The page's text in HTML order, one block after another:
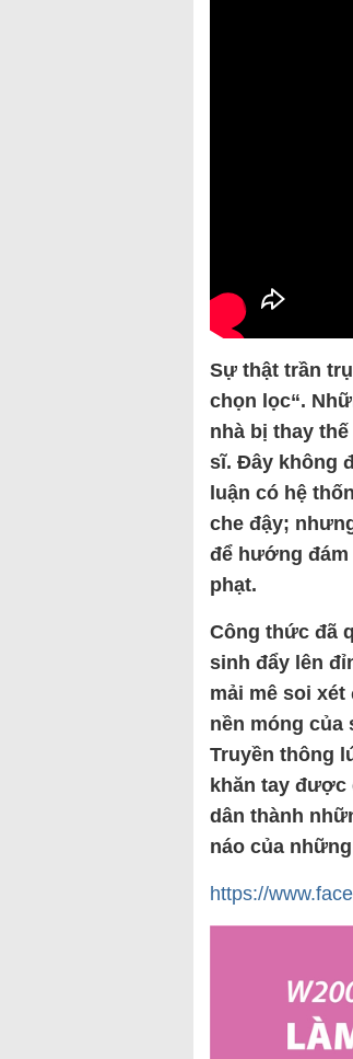
Sự thật trần
chọn lọc“.
nhà bị thay
sĩ. Đây không
luận có hệ
che đậy;
để hướng
phạt.
Công thức đã
sinh đẩy lên
mải mê soi
nền móng
Truyền thông
khăn tay được
dân thành
náo của
https://